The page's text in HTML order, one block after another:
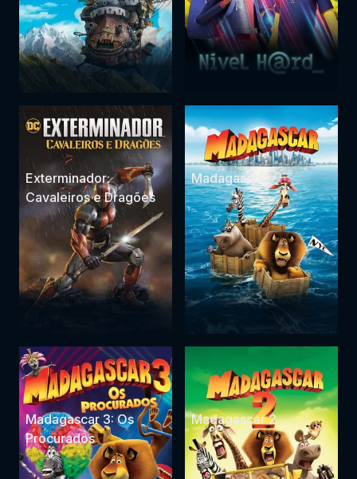
Exterminador:
Cavaleiros e Dragões
Madagascar
Madagascar 3: Os
Procurados
Madagascar 2